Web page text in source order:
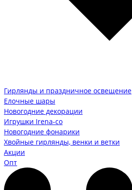
Гирлянды и праздничное освещение
Елочные шары
Новогодние декорации
Игрушки Irena-co
Новогодние фонарики
Хвойные гирлянды, венки и ветки
Акции
Опт